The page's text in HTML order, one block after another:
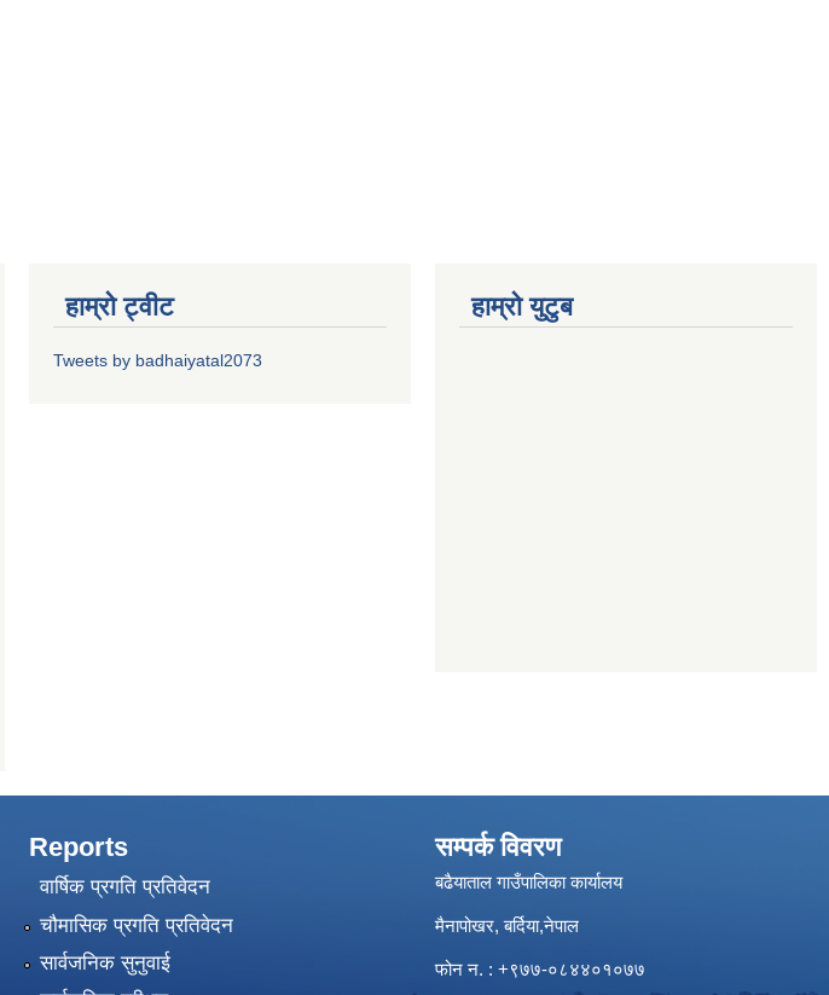
हाम्रो ट्वीट
Tweets by badhaiyatal2073
हाम्रो युटुब
Reports
वार्षिक प्रगति प्रतिवेदन
चौमासिक प्रगति प्रतिवेदन
सार्वजनिक सुनुवाई
सम्पर्क विवरण
बढैयाताल गाउँपालिका कार्यालय
मैनापोखर, बर्दिया,नेपाल
फोन न. : +९७७-०८४४०१०७७